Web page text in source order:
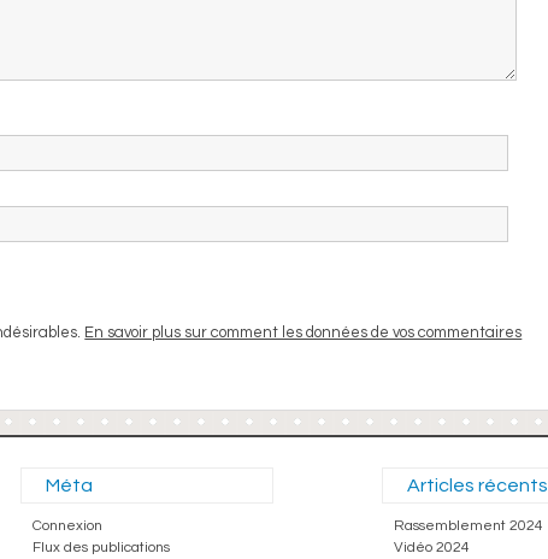
En savoir plus sur comment les données de vos commentaires
Méta
Connexion
Flux des publications
Articles récents
Rassemblement 2024
Vidéo 2024